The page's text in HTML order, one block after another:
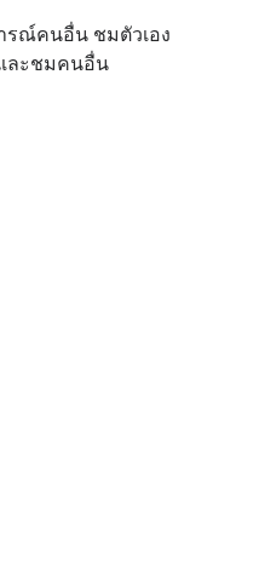
ณ์คนอื่น ชมตัวเอง
ละชมคนอื่น